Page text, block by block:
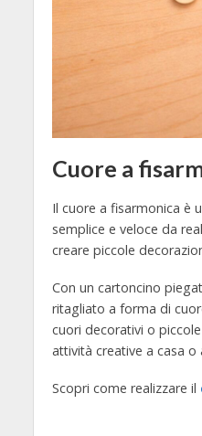
Cuore a
Il cuore a fisarmonica è
semplice e veloce da
creare piccole
Con un cartoncino
ritagliato a forma di
cuori decorativi o
attività creative a casa o
Scopri come realizzare il